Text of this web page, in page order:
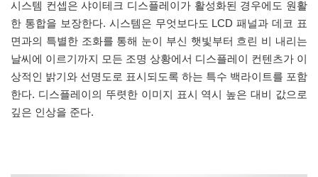
시스템 컨셉은 샤이테크 디스플레이가 활성화된 경우에도 원활
한 통합을 보장한다. 시스템은 무엇보다도 LCD 패널과 데코 표
면과의 특별한 조화를 통해 눈이 부신 햇빛부터 흐린 비 내리는
날씨에 이르기까지 모든 조명 상황에서 디스플레이 컨텐츠가 이
상적인 밝기와 선명도로 표시되도록 하는 특수 백라이트를 포함
한다. 디스플레이의 뚜렷한 이미지 표시 역시 높은 대비 값으로
깊은 인상을 준다.